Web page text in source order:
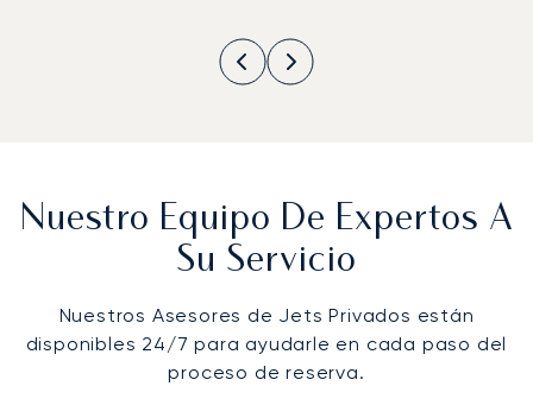
Nuestro Equipo De Expertos A
Su Servicio
Nuestros Asesores de Jets Privados están
disponibles 24/7 para ayudarle en cada paso del
proceso de reserva.